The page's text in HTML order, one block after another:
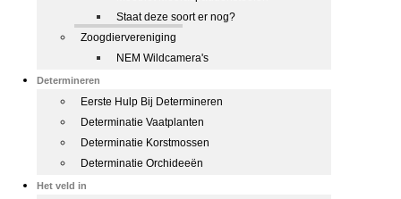
Staat deze soort er nog?
Zoogdiervereniging
NEM Wildcamera's
Determineren
Eerste Hulp Bij Determineren
Determinatie Vaatplanten
Determinatie Korstmossen
Determinatie Orchideeën
Het veld in